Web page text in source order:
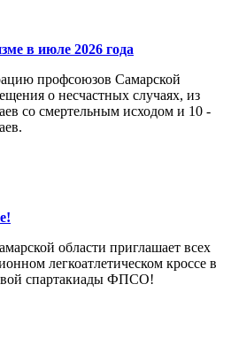
в июле 2026 года
профсоюзов Самарской
о несчастных случаях, из
со смертельным исходом и 10 -
области приглашает всех
легкоатлетическом кроссе в
спартакиады ФПСО!